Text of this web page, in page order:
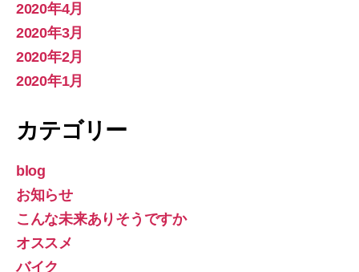
2020年4月
2020年3月
2020年2月
2020年1月
カテゴリー
blog
お知らせ
こんな未来ありそうですか
オススメ
バイク